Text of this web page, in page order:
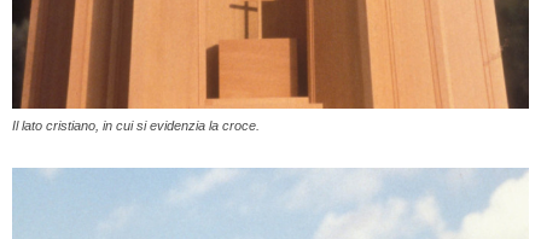
Il lato cristiano, in cui si evidenzia la croce.